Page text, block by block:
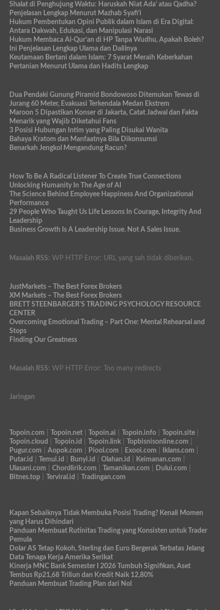
Shalat di Penghujung Waktu: Haruskah Niat Ada’ atau Qadha?
Penjelasan Lengkap Menurut Mazhab Syafi’i
Hukum Pembentukan Opini Publik dalam Islam di Era Digital:
Antara Dakwah, Edukasi, dan Manipulasi Narasi
Hukum Membaca Al-Qur’an di HP Tanpa Wudhu, Apakah Boleh?
Ini Penjelasan Lengkap Ulama dan Dalilnya
Keutamaan Bertani dalam Islam: 7 Syarat Meraih Keberkahan
Pertanian Menurut Ulama dan Hadits Lengkap
Dua Pendaki Gunung Piramid Bondowoso Ditemukan Tewas di
Jurang 60 Meter, Evakuasi Terkendala Medan Ekstrem
Maroon 5 Dipastikan Konser di Jakarta, Catat Jadwal dan Fakta
Menarik yang Wajib Diketahui Fans
3 Posisi Hubungan Intim yang Paling Disukai Wanita
Bahaya Kratom dan Manfaatnya Bila Dikonsumsi
Benarkah Jengkol Mengandung Racun?
How To Be A Radical Listener To Create True Connections
Unlocking Humanity In The Age of AI
The Science Behind Employee Happiness And Organizational
Performance
29 People Who Taught Us Life Lessons In Courage, Integrity And
Leadership
Business Growth Is A Leadership Issue. Not A Sales Issue.
Masalah RSS: WP HTTP Error: URL yang sah tidak diberikan.
JustMarkets – The Best Forex Brokers
XM Markets – The Best Forex Brokers
BRETT STEENBARGER'S TRADING PSYCHOLOGY RESOURCE
CENTER
Overcoming Emotional Trading – Part One: Mental Rehearsal and
Stops
Finding Our Greatness
Masalah RSS: WP HTTP Error: Too many redirects
Jaringan
Topoin.com Topoin.net| Topoin.ai Topoin.info| Topoin.site|
Topoin.cloud
Topoin.id Topoin.link| Topbisnisonline.com
Pugur.com
Aopok.com Piool.com Exooi.com Iklans.com
Putar.id
Temui.id Bunyi.id Olahan.id Keimanan.com
Ulasani.com
Chordlirik.com Tamanikan.com Dului.com
Bitnes.top| Terviral.id Tradingan.com
Kapan Sebaiknya Tidak Membuka Posisi Trading? Kenali Momen
yang Harus Dihindari
Panduan Membuat Rutinitas Trading yang Konsisten untuk Trader
Pemula
Dolar AS Tetap Kokoh, Sterling dan Euro Bergerak Terbatas Jelang
Data Tenaga Kerja Amerika Serikat
Kinerja MNC Bank Semester I 2026 Tumbuh Signifikan, Aset
Tembus Rp21,68 Triliun dan Kredit Naik 12,80%
Panduan Membuat Trading Plan dari Nol